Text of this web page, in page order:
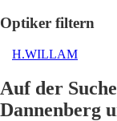
Optiker filtern
H.WILLAM
Auf der
Dannenberg